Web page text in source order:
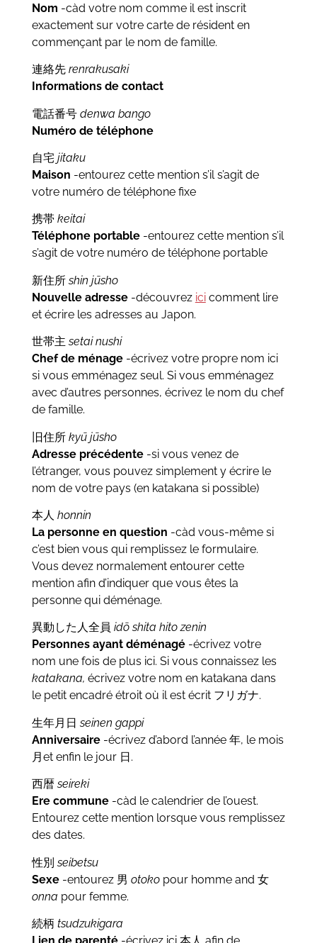
Nom -càd votre nom comme il est inscrit
exactement sur votre carte de résident en
commençant par le nom de famille.
連絡先 renrakusaki
Informations de contact
電話番号 denwa bango
Numéro de téléphone
自宅 jitaku
Maison -entourez cette mention s’il s’agit de
votre numéro de téléphone fixe
携帯 keitai
Téléphone portable-entourez cette mention s’il
s’agit de votre numéro de téléphone portable
新住所shin jūsho
Nouvelle adresse-découvrez icicomment lire
et écrire les adresses au Japon.
世帯主setai nushi
Chef de ménage-écrivez votre propre nom ici
si vous emménagez seul. Si vous emménagez
avec d’autres personnes, écrivez le nom du chef
de famille.
旧住所 kyū jūsho
Adresse précédente-si vous venez de
l’étranger, vous pouvez simplement y écrire le
nom de votre pays (en katakana si possible)
本人 honnin
La personne en question -càd vous-même si
c’est bien vous qui remplissez le formulaire.
Vous devez normalement entourer cette
mention afin d’indiquer que vous êtes la
personne qui déménage.
異動した人全員 idō shita hito zenin
Personnes ayant déménagé -écrivez votre
nom une fois de plus ici. Si vous connaissez les
katakana, écrivez votre nom en katakana dans
le petit encadré étroit où il est écrit フリガナ.
生年月日seinen gappi
Anniversaire-écrivez d’abord l’année 年, le mois
月et enfin le jour 日.
西暦seireki
Ere commune-càd le calendrier de l’ouest.
Entourez cette mention lorsque vous remplissez
des dates.
性別seibetsu
Sexe-entourez 男 otokopour homme and 女
onna pour femme.
続柄 tsudzukigara